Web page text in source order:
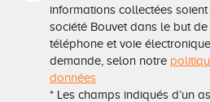
informations collectées
société Bouvet dans le but
téléphone et voie
demande, selon notre
données
* Les champs indiqués d’un